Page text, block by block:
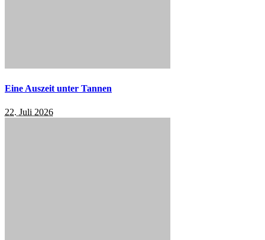
Eine Auszeit unter Tannen
22. Juli 2026